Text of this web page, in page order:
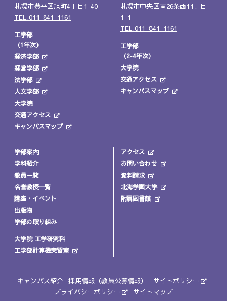
札幌市豊平区旭町4丁目1-40
TEL.011-841-1161
工学部
（1年次）
経済学部
経営学部
法学部
人文学部
大学院
交通アクセス
キャンパスマップ
札幌市中央区南26条西11丁目
1-1
TEL.011-841-1161
工学部
（2-4年次）
大学院
交通アクセス
キャンパスマップ
学部案内
学科紹介
教員一覧
名誉教授一覧
講座・イベント
出版物
学部の取り組み
大学院 工学研究科
工学部計算機実習室
アクセス
お問い合わせ
資料請求
北海学園大学
附属図書館
キャンパス紹介 採用情報（教員公募情報）
サイトポリシー
プライバシーポリシー
サイトマップ